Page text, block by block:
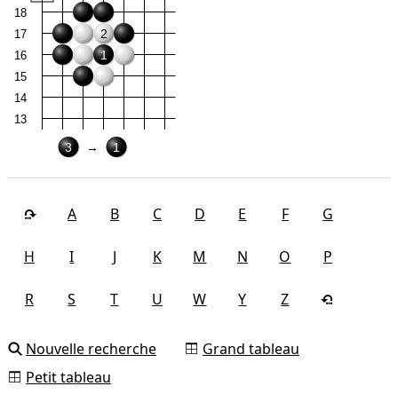
18
17
16
15
14
13
1
2
3 → 1
A B C D E F G
H I J K M N O P
R S T U W Y Z
Nouvelle recherche
Grand tableau
Petit tableau